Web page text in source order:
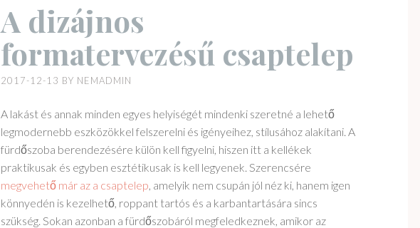
A dizájnos
formatervezésű csaptelep
2017-12-13 BY NEMADMIN
A lakást és annak minden egyes helyiségét mindenki szeretné a lehető
legmodernebb eszközökkel felszerelni és igényeihez, stílusához alakítani. A
fürdőszoba berendezésére külön kell figyelni, hiszen itt a kellékek
praktikusak és egyben esztétikusak is kell legyenek. Szerencsére
megvehető már az a csaptelep, amelyik nem csupán jól néz ki, hanem igen
könnyedén is kezelhető, roppant tartós és a karbantartására sincs
szükség. Sokan azonban a fürdőszobáról megfeledkeznek, amikor az